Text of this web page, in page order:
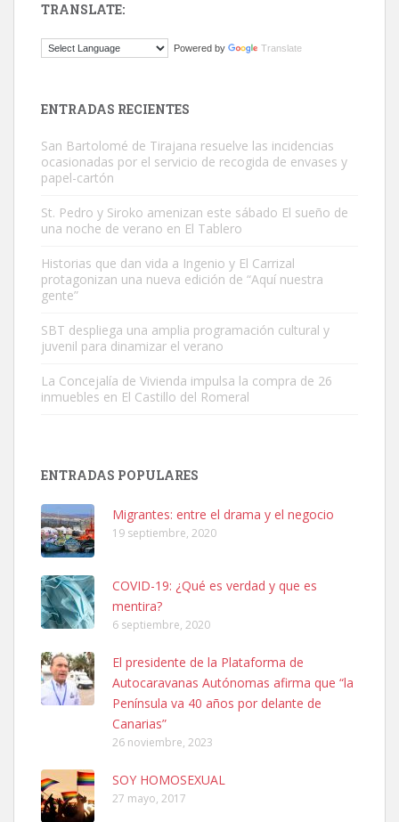
El ayuntamiento se va a llevar a Los Gatos callejeros de la zona los
Este gato macho ha aparecido en la calle hace menos de un mes,
es muy manso y extremadamente cari...
Leales.org » Gran Canaria
Leales.org » Gran Canaria
SHIBA PERDIDO AVDA JOSE MESA Y LOPEZ
PERRO MACHO RAZA SHIBA CON MICROCHIP PERDIDO HOY
06/07/2025 ZONA MESA Y LOPEZ. ES MUY ASUSTADIZO
Leales.org » Gran Canaria
6.7.2025
TRANSLATE:
Powered by Translate
ENTRADAS RECIENTES
San Bartolomé de Tirajana resuelve las incidencias
ocasionadas por el servicio de recogida de envases y
papel-cartón
St. Pedro y Siroko amenizan este sábado El sueño de
una noche de verano en El Tablero
Historias que dan vida a Ingenio y El Carrizal
protagonizan una nueva edición de “Aquí nuestra
gente”
SBT despliega una amplia programación cultural y
juvenil para dinamizar el verano
La Concejalía de Vivienda impulsa la compra de 26
inmuebles en El Castillo del Romeral
ENTRADAS POPULARES
Migrantes: entre el drama y el negocio
19 septiembre, 2020
COVID-19: ¿Qué es verdad y que es
mentira?
6 septiembre, 2020
El presidente de la Plataforma de
Autocaravanas Autónomas afirma que “la
Península va 40 años por delante de
Canarias”
26 noviembre, 2023
SOY HOMOSEXUAL
27 mayo, 2017